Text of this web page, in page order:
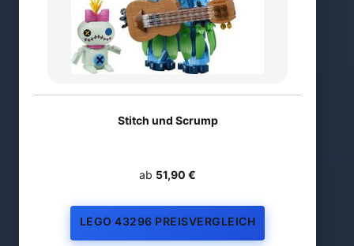
Stitch und Scrump
ab 51,90 €
LEGO 43296 PREISVERGLEICH